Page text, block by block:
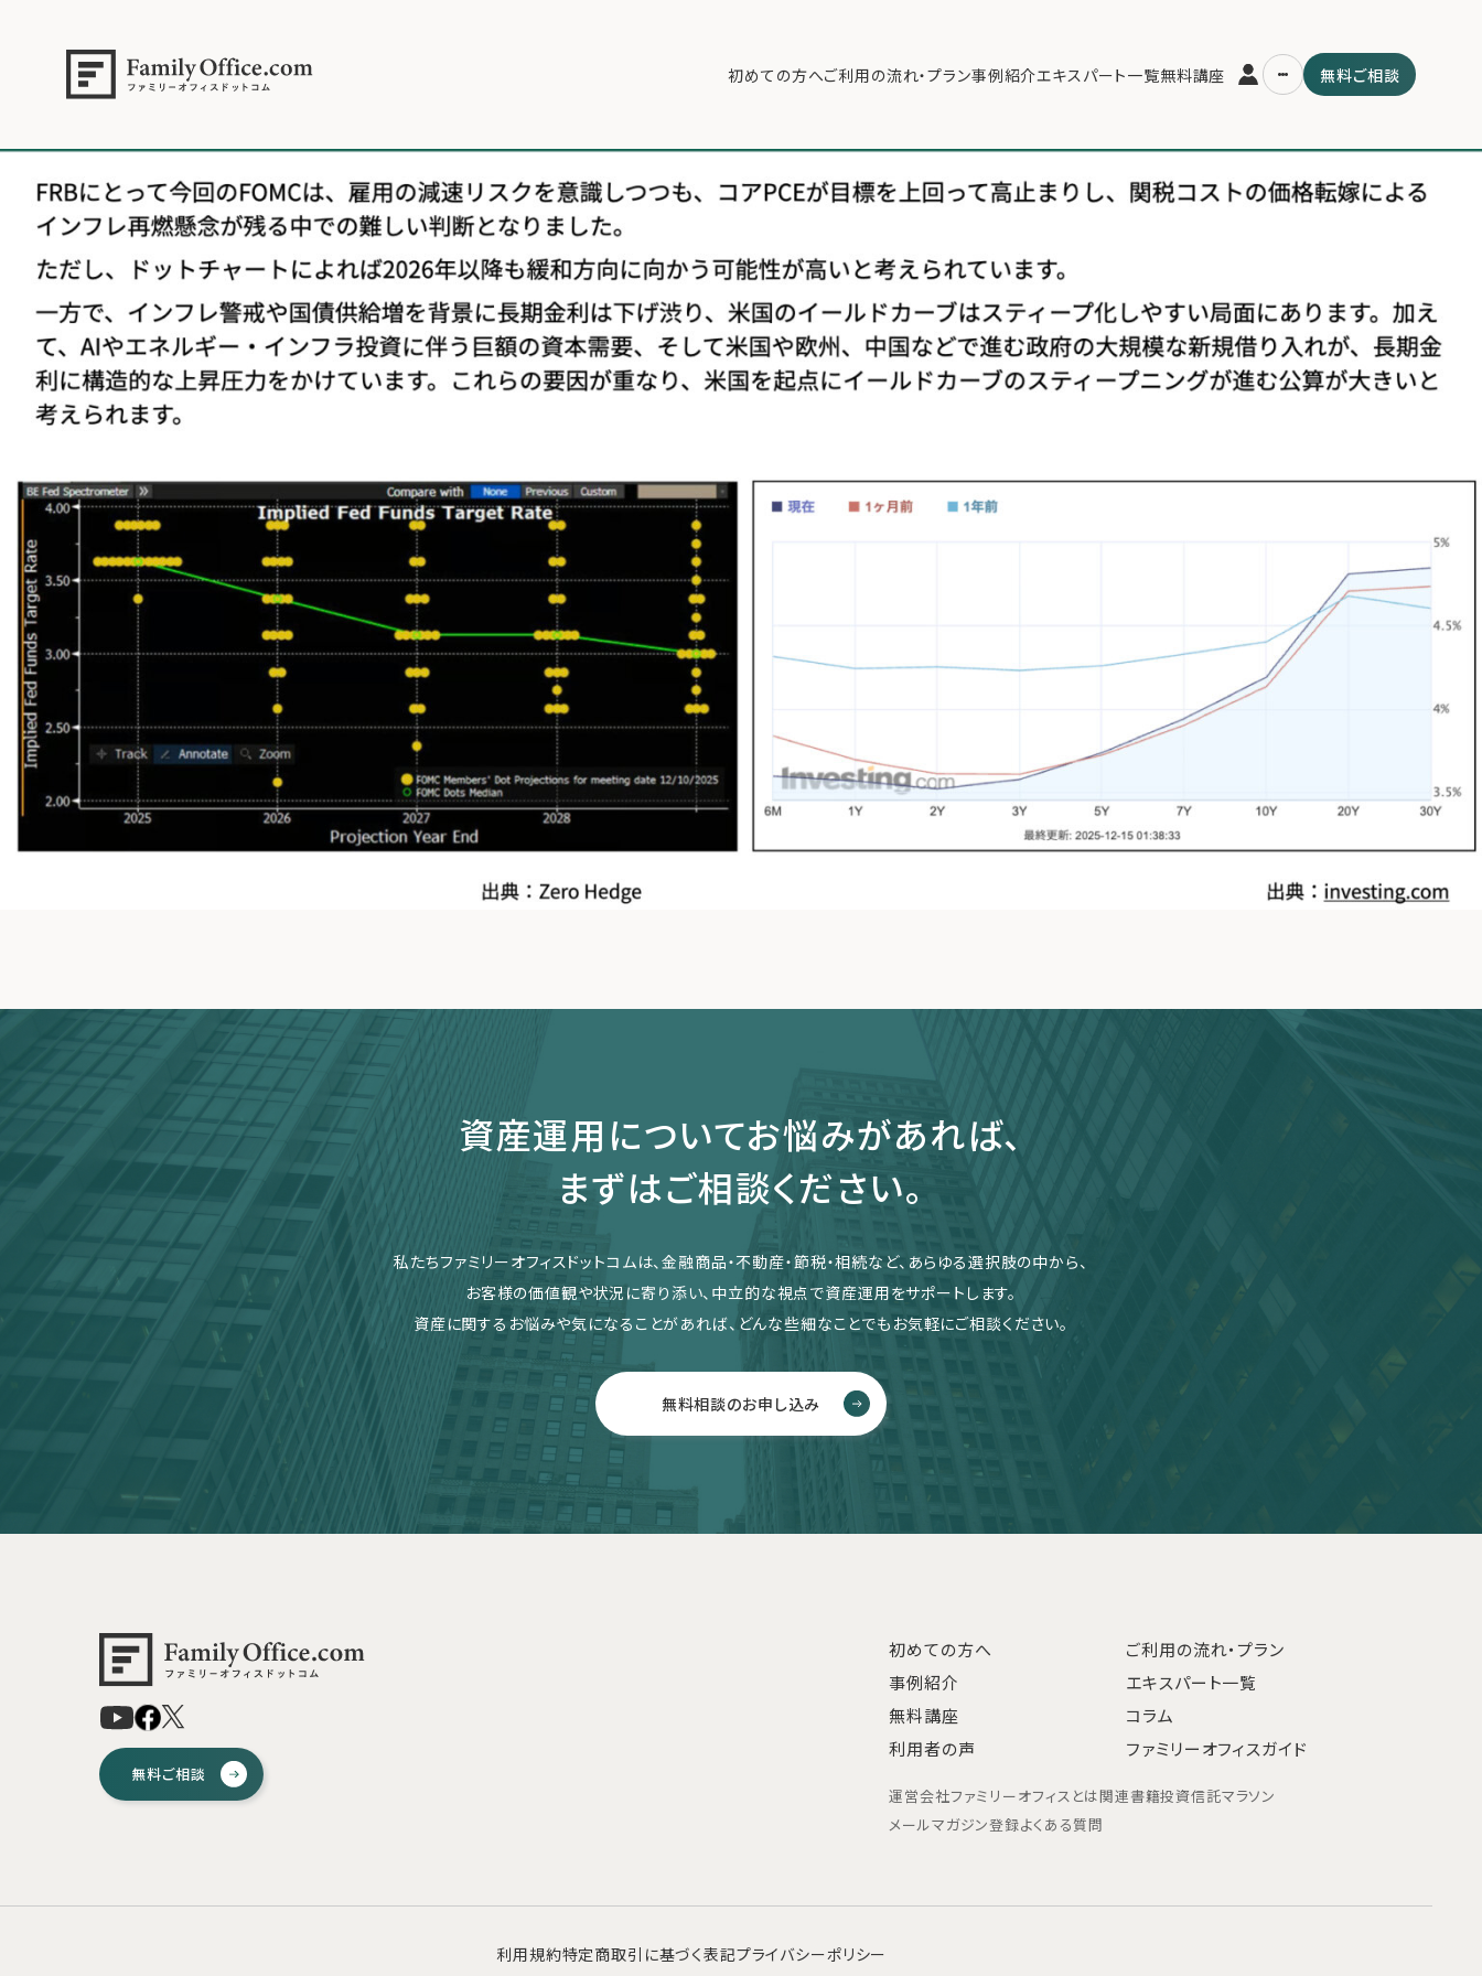
初めての方へご利用の流れ・プラン事例紹介エキスパート一覧無料講座 無料ご相談
初めての方へ
ご利用の流れ・プラン
無料講座
コラム
利用者の声
無料ご相談 ログイン
運営会社
よくある質問
2025年12月15日.003
資産運用についてお悩みがあれば、
まずはご相談ください。
私たちファミリーオフィスドットコムは、金融商品・不動産・節税・相続など、あらゆる選択肢の中から、
お客様の価値観や状況に寄り添い、中立的な視点で資産運用をサポートします。
資産に関するお悩みや気になることがあれば、どんな些細なことでもお気軽にご相談ください。
無料相談のお申し込み
無料ご相談
初めての方へ
ご利用の流れ・プラン
事例紹介
エキスパート一覧
無料講座
コラム
利用者の声
ファミリーオフィスガイド
運営会社ファミリーオフィスとは関連書籍投資信託マラソン
メールマガジン登録よくある質問
利用規約特定商取引に基づく表記プライバシーポリシー